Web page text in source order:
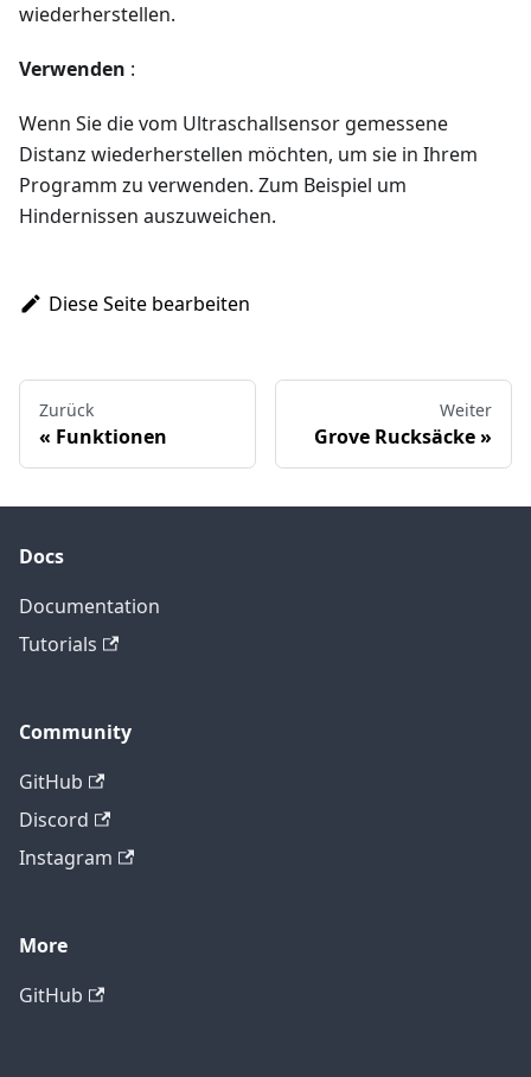
wiederherstellen.
Verwenden :
Wenn Sie die vom Ultraschallsensor gemessene
Distanz wiederherstellen möchten, um sie in Ihrem
Programm zu verwenden. Zum Beispiel um
Hindernissen auszuweichen.
Diese Seite bearbeiten
Zurück
Funktionen
Weiter
Grove Rucksäcke
Docs
Documentation
Tutorials
Community
GitHub
Discord
Instagram
More
GitHub